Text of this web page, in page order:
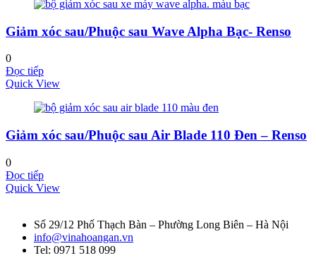
Giảm xóc sau/Phuộc sau Wave Alpha Bạc- Renso
0
Đọc tiếp
Quick View
Giảm xóc sau/Phuộc sau Air Blade 110 Đen – Renso
0
Đọc tiếp
Quick View
Số 29/12 Phố Thạch Bàn – Phường Long Biên – Hà Nội
info@vinahoangan.vn
Tel: 0971 518 099